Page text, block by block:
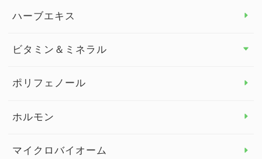
健康セミナー
ダイエット トップ
ハーブエキス
ビタミン＆ミネラル
ビタミン＆ミネラル トップ
ポリフェノール
ホルモン
マイクロバイオーム